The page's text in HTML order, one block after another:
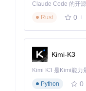
基础策略适合首次
FiftyOne采用结构
ImageMetadata
VideoMetadata
Rust
0
Kimi-K3
Python
0